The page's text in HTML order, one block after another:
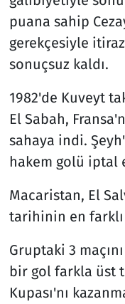
puana sahip
gerekçesiyle
sonuçsuz kaldı.
1982'de Kuveyt
El Sabah,
sahaya indi.
hakem golü iptal
Macaristan, El
tarihinin en
Gruptaki 3
bir gol farkla üst
Kupası'nı